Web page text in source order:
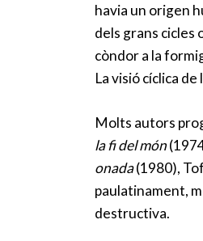
havia un origen
dels grans cicles
còndor a la
La visió cíclica
Molts autors
la fi del món
onada(1980),
paulatinament,
destructiva.